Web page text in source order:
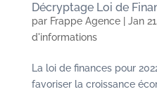
Décryptage Loi de
par Frappe Agence| Jan
d'informations
La loi de finances pour
favoriser la croissance